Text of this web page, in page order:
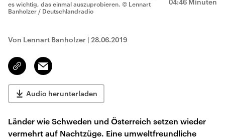
04:46 Minuten
es wichtig, das einmal auszuprobieren. © Lennart
Banholzer / Deutschlandradio
Von Lennart Banholzer | 28.06.2019
Link
kopieren/teilen
Email
Audio herunterladen
Länder wie Schweden und Österreich setzen wieder
vermehrt auf Nachtzüge. Eine umweltfreundliche